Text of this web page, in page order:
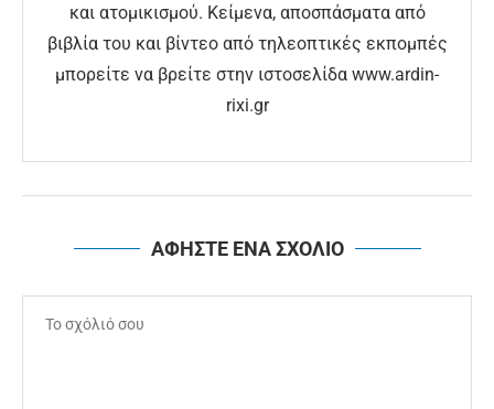
και ατομικισμού. Κείμενα, αποσπάσματα από
βιβλία του και βίντεο από τηλεοπτικές εκπομπές
μπορείτε να βρείτε στην ιστοσελίδα www.ardin-
rixi.gr
ΑΦΗΣΤΕ ΕΝΑ ΣΧΟΛΙΟ